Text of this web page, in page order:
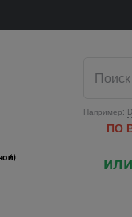
Например:
ПО